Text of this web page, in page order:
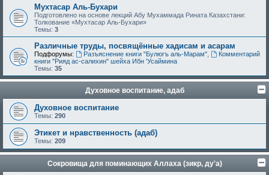
Мухтасар Аль-Бухари
Подготовлено на основе лекций Абу Мухаммада Рината Казахстани:
Толкование «Мухтасар Аль-Бухари»
Темы: 3
Различные труды, посвящённые хадисам и асарам
Подфорумы: Разъяснение книги "Булюгъ аль-Марам",
Комментарий
книги "Рияд ас-салихин" шейха Ибн 'Усаймина
Темы: 35
Духовное воспитание, адаб
Духовное воспитание
Темы: 290
Этикет и нравственность (адаб)
Темы: 209
Сокровища для поминающих Аллаха (зикр, ду'а)